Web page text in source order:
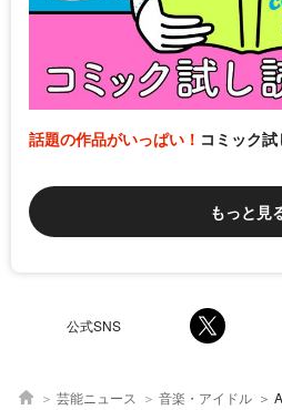
話題の作品がいっぱい！ コミック
もっと見
公式SNS
芸能ニュース 音楽・アイドル